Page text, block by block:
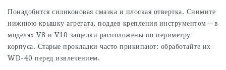
Понадобится силиконовая смазка и плоская отвертка. Снимите
нижнюю крышку агрегата, поддев крепления инструментом – в
моделях V8 и V10 защелки расположены по периметру
корпуса. Старые прокладки часто прикипают: обработайте их
WD-40 перед извлечением.